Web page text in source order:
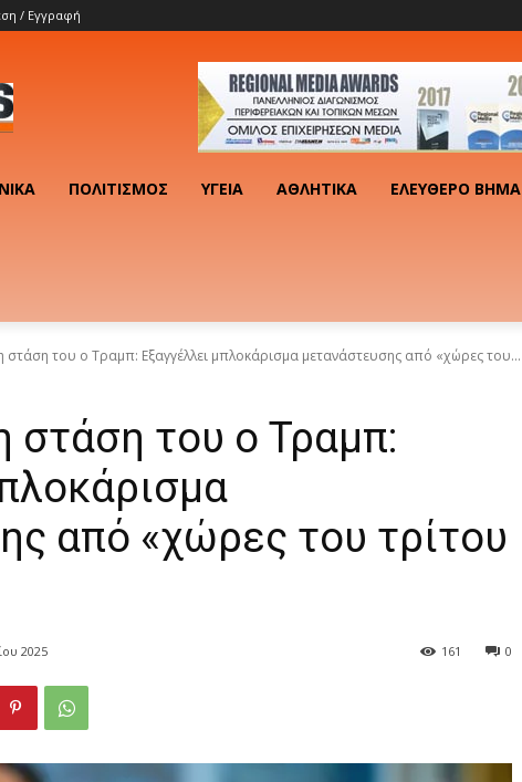
/ Εγγραφή
ΠΟΛΙΤΙΣΜΌΣ ΥΓΕΊΑ ΑΘΛΗΤΙΚΆ ΕΛΕΎΘΕΡΟ ΒΉΜΑ
στάση του ο Τραμπ: Εξαγγέλλει μπλοκάρισμα μετανάστευσης από «χώρες του...
στάση του ο Τραμπ:
από «χώρες του τρίτου
2025 0
161